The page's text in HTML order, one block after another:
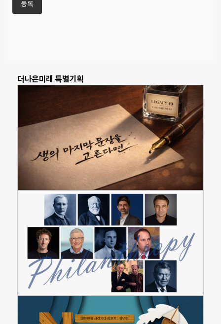
더나은미래 특별기획